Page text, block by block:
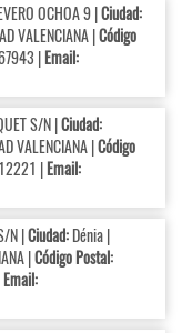
OCHOA 9 |Ciudad:
VALENCIANA |Código
|Email:
S/N |Ciudad:
VALENCIANA |Código
|Email:
N |Ciudad:Dénia |
|Código Postal:
Email: